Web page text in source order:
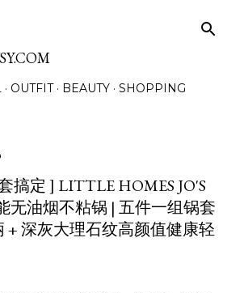
OUTFIT BEAUTY SHOPPING
搞定 ] LITTLE HOMES JO'S
无油烟不粘锅 | 五件一组锅套
+ 深灰大理石纹高颜值健康轻